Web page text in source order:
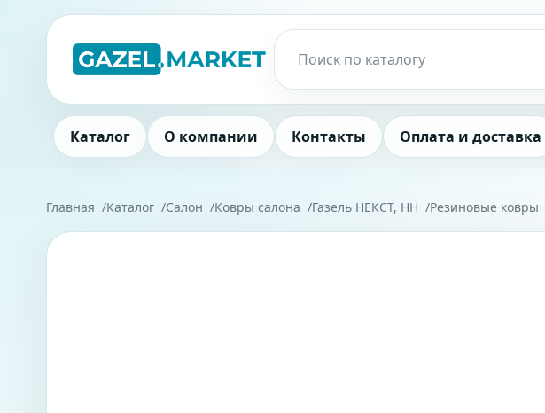
Каталог О компании Контакты Оплата и доставка
Главная Каталог Салон Ковры салона Газель НЕКСТ, НН Резиновые ковры